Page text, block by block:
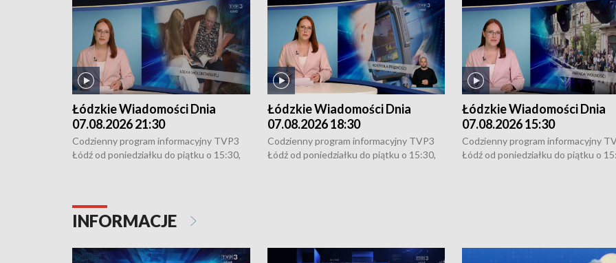
Łódzkie Wiadomości Dnia
07.08.2026 21:30
Codzienny program informacyjny TVP3
Łódź od poniedziałku do piątku o 15:30,
Łódzkie Wiadomości Dnia
07.08.2026 18:30
Codzienny program informacyjny TVP3
Łódź od poniedziałku do piątku o 15:30,
Łódzkie Wiadomości Dnia
07.08.2026 15:30
Codzienny program informacyjny
Łódź od poniedziałku do piątku o
INFORMACJE